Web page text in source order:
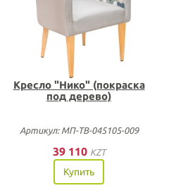
Кресло "Нико" (покраска
под дерево)
Артикул: МП-ТВ-045105-009
39 110 KZT
Купить